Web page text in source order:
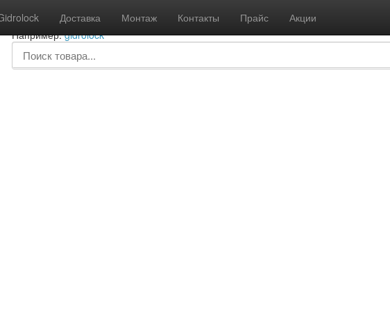
Доставка Монтаж Контакты Прайс Акции
Например:gidrolock